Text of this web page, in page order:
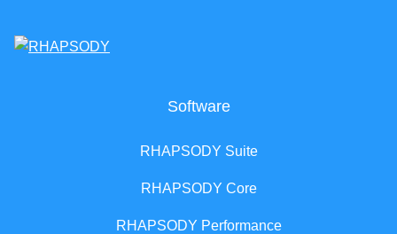
Software
RHAPSODY Suite
RHAPSODY Core
RHAPSODY Performance